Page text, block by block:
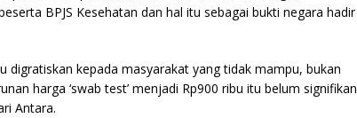
BPJS Kesehatan dan hal itu sebagai bukti negara hadir
digratiskan kepada masyarakat yang tidak mampu, bukan
harga ‘swab test’ menjadi Rp900 ribu itu belum signifikan
Antara.